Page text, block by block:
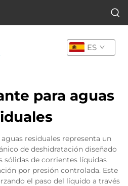
ES
para aguas
residuales representa un
de deshidratación diseñado
sólidas de corrientes líquidas
por presión controlada. Este
el paso del líquido a través